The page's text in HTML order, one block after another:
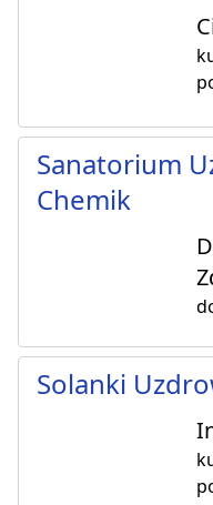
Sanatorium
Chemik
Solanki